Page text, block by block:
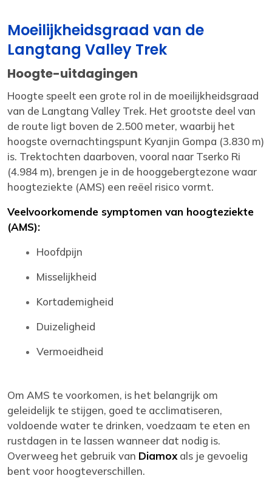
Moeilijkheidsgraad van de
Langtang Valley Trek
Hoogte-uitdagingen
Hoogte speelt een grote rol in de moeilijkheidsgraad
van de Langtang Valley Trek. Het grootste deel van
de route ligt boven de 2.500 meter, waarbij het
hoogste overnachtingspunt Kyanjin Gompa (3.830 m)
is. Trektochten daarboven, vooral naar Tserko Ri
(4.984 m), brengen je in de hooggebergtezone waar
hoogteziekte (AMS) een reëel risico vormt.
Veelvoorkomende symptomen van hoogteziekte
(AMS):
Hoofdpijn
Misselijkheid
Kortademigheid
Duizeligheid
Vermoeidheid
Om AMS te voorkomen, is het belangrijk om
geleidelijk te stijgen, goed te acclimatiseren,
voldoende water te drinken, voedzaam te eten en
rustdagen in te lassen wanneer dat nodig is.
Overweeg het gebruik van Diamox als je gevoelig
bent voor hoogteverschillen.